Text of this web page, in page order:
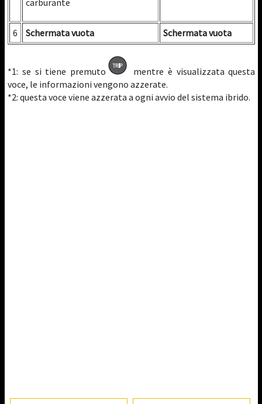
carburante
6 Schermata vuota Schermata vuota
*1: se si tiene premuto
mentre è visualizzata questa
voce, le informazioni vengono azzerate.
*2: questa voce viene azzerata a ogni avvio del sistema ibrido.